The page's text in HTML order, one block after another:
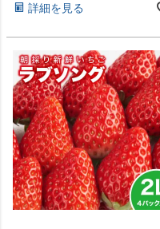
詳細を見る